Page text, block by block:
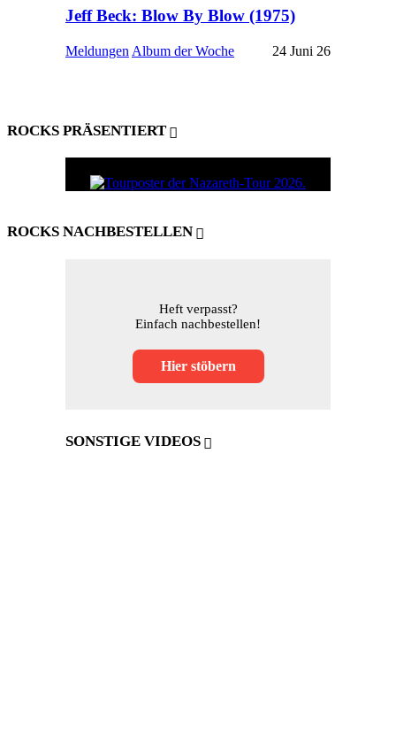
Jeff Beck: Blow By Blow (1975)
Meldungen Album der Woche 24 Juni 26
ROCKS PRÄSENTIERT
ROCKS NACHBESTELLEN
Heft verpasst?
Einfach nachbestellen!
Hier stöbern
SONSTIGE VIDEOS